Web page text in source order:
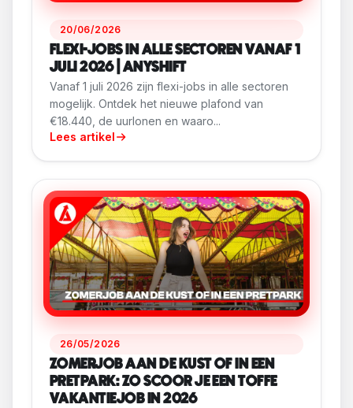
20/06/2026
FLEXI-JOBS IN ALLE SECTOREN VANAF 1
JULI 2026 | ANYSHIFT
Vanaf 1 juli 2026 zijn flexi-jobs in alle sectoren
mogelijk. Ontdek het nieuwe plafond van
€18.440, de uurlonen en waaro...
Lees artikel
26/05/2026
ZOMERJOB AAN DE KUST OF IN EEN
PRETPARK: ZO SCOOR JE EEN TOFFE
VAKANTIEJOB IN 2026